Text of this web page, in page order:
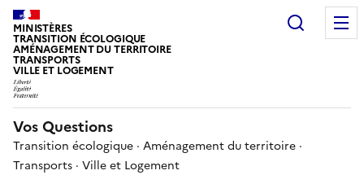
MINISTÈRES
TRANSITION ÉCOLOGIQUE
AMÉNAGEMENT DU TERRITOIRE
TRANSPORTS
VILLE ET LOGEMENT
Vos Questions
Transition écologique · Aménagement du territoire ·
Transports · Ville et Logement